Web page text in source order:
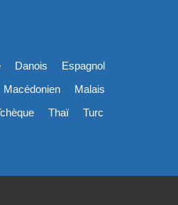
Danois
Espagnol
Macédonien
Malais
Thaï
Turc